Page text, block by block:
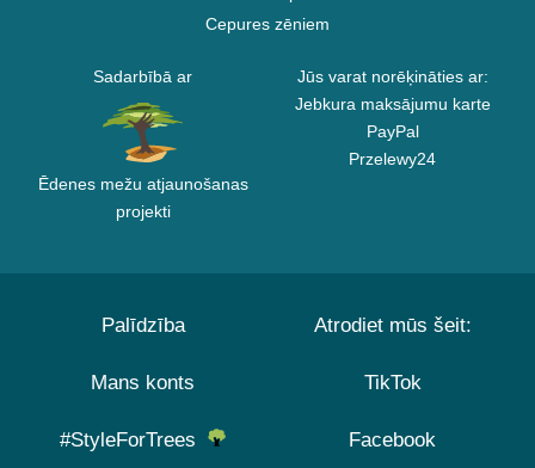
Cepures zēniem
Sadarbībā ar
Ēdenes mežu atjaunošanas
projekti
Jūs varat norēķināties ar:
Jebkura maksājumu karte
PayPal
Przelewy24
Palīdzība
Mans konts
#StyleForTrees
Atrodiet mūs šeit:
TikTok
Facebook